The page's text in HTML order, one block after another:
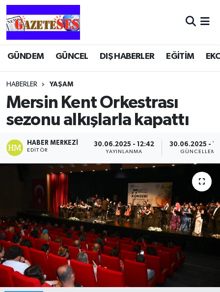
GÜNDEM GÜNCEL DIŞ HABERLER EĞİTİM
HABERLER YAŞAM
Mersin Kent Orkestrası
sezonu alkışlarla kapattı
HABER MERKEZI
EDITÖR
30.06.2025 - 12:42
YAYINLANMA
30.06.2025 -
GÜNCELLEME